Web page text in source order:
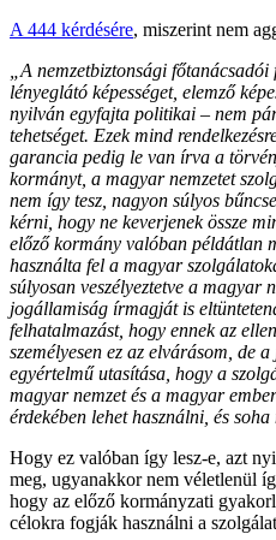
A 444 kérdésére, miszerint nem
„A nemzetbiztonsági
lényeglátó képességet, elemző
nyilván egyfajta politikai – nem
tehetséget. Ezek mind
garancia pedig le van írva a
kormányt, a magyar nemzetet
nem így tesz, nagyon súlyos
kérni, hogy ne keverjenek össze
előző kormány valóban példátlan
használta fel a magyar
súlyosan veszélyeztetve a magyar
jogállamiság írmagját is
felhatalmazást, hogy ennek az
személyesen ez az elvárásom, de
egyértelmű utasítása, hogy a
magyar nemzet és a magyar
érdekében lehet használni, és
Hogy ez valóban így lesz-e, azt
meg, ugyanakkor nem véletlenül
hogy az előző kormányzati
célokra fogják használni a